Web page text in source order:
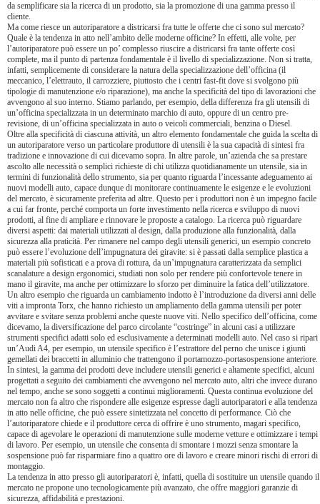
da semplificare sia la ricerca di un prodotto, sia la promozione di una gamma presso il
cliente.
Ma come riesce un autoriparatore a districarsi fra tutte le offerte che ci sono sul mercato?
Quale è la tendenza in atto nell’ambito delle moderne officine? In effetti, alle volte, per
l’autoriparatore può essere un po’ complesso riuscire a districarsi fra tante offerte così
complete, ma il punto di partenza fondamentale è il livello di specializzazione. Non si tratta,
infatti, semplicemente di considerare la natura della specializzazione dell’officina (il
meccanico, l’elettrauto, il carrozziere, piuttosto che i centri fast-fit dove si svolgono più
tipologie di manutenzione e/o riparazione), ma anche la specificità del tipo di lavorazioni che
avvengono al suo interno. Stiamo parlando, per esempio, della differenza fra gli utensili di
un’officina specializzata in un determinato marchio di auto, oppure di un centro pre-
revisione, di un’officina specializzata in auto o veicoli commerciali, benzina o Diesel.
Oltre alla specificità di ciascuna attività, un altro elemento fondamentale che guida la scelta di
un autoriparatore verso un particolare produttore di utensili è la sua capacità di sintesi fra
tradizione e innovazione di cui dicevamo sopra. In altre parole, un’azienda che sa prestare
ascolto alle necessità o semplici richieste di chi utilizza quotidianamente un utensile, sia in
termini di funzionalità dello strumento, sia per quanto riguarda l’incessante adeguamento ai
nuovi modelli auto, capace dunque di monitorare continuamente le esigenze e le evoluzioni
del mercato, è sicuramente preferita ad altre. Questo per i produttori non è un impegno facile
a cui far fronte, perché comporta un forte investimento nella ricerca e sviluppo di nuovi
prodotti, al fine di ampliare e rinnovare le proposte a catalogo. La ricerca può riguardare
diversi aspetti: dai materiali utilizzati al design, dalla produzione alla funzionalità, dalla
sicurezza alla praticità. Per rimanere nel campo degli utensili generici, un esempio concreto
può essere l’evoluzione dell’impugnatura dei giravite: si è passati dalla semplice plastica a
materiali più sofisticati e a prova di rottura, da un’impugnatura caratterizzata da semplici
scanalature a design ergonomici, studiati non solo per rendere più confortevole tenere in
mano il giravite, ma anche per ottimizzare lo sforzo per diminuire la fatica dell’utilizzatore.
Un altro esempio che riguarda un cambiamento indotto è l’introduzione da diversi anni delle
viti a impronta Torx, che hanno richiesto un ampliamento della gamma utensili per poter
avvitare e svitare senza problemi anche queste nuove viti. Nello specifico dell’officina, come
dicevamo, la diversificazione del parco circolante “costringe” in alcuni casi a utilizzare
strumenti specifici adatti solo ed esclusivamente a determinati modelli auto. Nel caso si ripari
un’Audi A4, per esempio, un utensile specifico è l’estrattore del perno che unisce i giunti
gemellati dei braccetti in alluminio che trattengono il portamozzo-portasospensione anteriore.
In sintesi, la gamma dei prodotti deve includere utensili generici e altamente specifici, alcuni
progettati a seguito dei cambiamenti che avvengono nel mercato auto, altri che invece durano
nel tempo, anche se sono soggetti a continui miglioramenti. Questa continua evoluzione del
mercato non fa altro che rispondere alle esigenze espresse dagli autoriparatori e alla tendenza
in atto nelle officine, che può essere sintetizzata nel concetto di performance. Ciò che
l’autoriparatore chiede e il produttore cerca di offrire è uno strumento, magari specifico,
capace di agevolare le operazioni di manutenzione sulle moderne vetture e ottimizzare i tempi
di lavoro. Per esempio, un utensile che consenta di smontare i mozzi senza smontare la
sospensione può far risparmiare fino a quattro ore di lavoro e creare minori rischi di errori di
montaggio.
La tendenza in atto presso gli autoriparatori è, infatti, quella di sostituire un utensile quando il
mercato ne propone uno tecnologicamente più avanzato, che offre maggiori garanzie di
sicurezza, affidabilità e prestazioni.